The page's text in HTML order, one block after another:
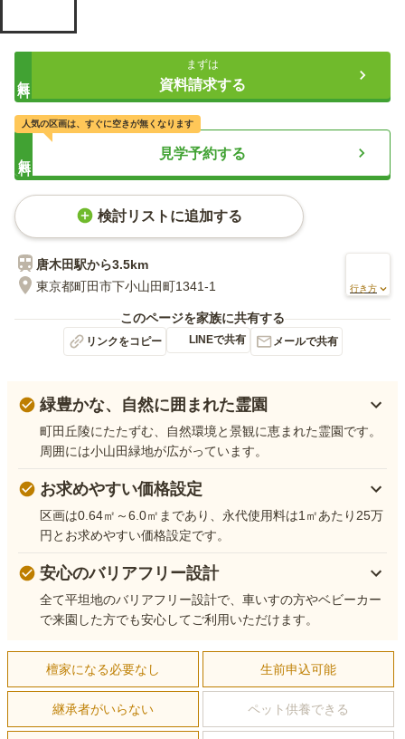
まずは
資料請求する
見学予約する
人気の区画は、すぐに空きが無くなります
検討リストに追加する
唐木田駅から3.5km
東京都町田市下小山田町1341-1
行き方
このページを家族に共有する
リンクをコピー LINEで共有 メールで共有
緑豊かな、自然に囲まれた霊園
町田丘陵にたたずむ、自然環境と景観に恵まれた霊園です。
周囲には小山田緑地が広がっています。
お求めやすい価格設定
区画は0.64㎡～6.0㎡まであり、永代使用料は1㎡あたり25万
円とお求めやすい価格設定です。
安心のバリアフリー設計
全て平坦地のバリアフリー設計で、車いすの方やベビーカー
で来園した方でも安心してご利用いただけます。
檀家になる必要なし 生前申込可能
継承者がいらない ペット供養できる